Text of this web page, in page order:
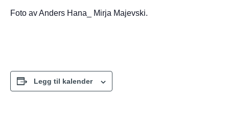
Foto av Anders Hana_ Mirja Majevski.
Legg til kalender